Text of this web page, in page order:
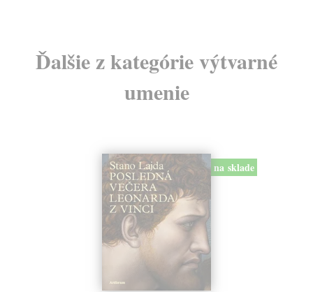
Ďalšie z kategórie výtvarné
umenie
na sklade